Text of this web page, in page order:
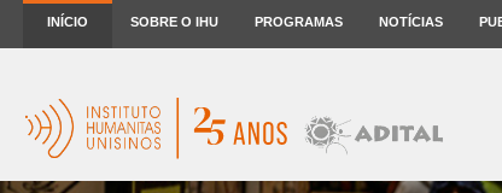
INÍCIO SOBRE O IHU PROGRAMAS NOTÍCIAS